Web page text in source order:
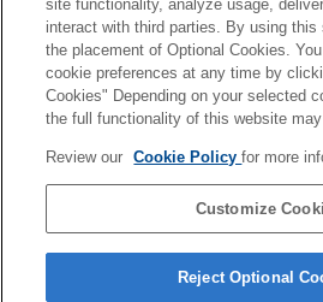
撮影モードを利用する
画像サイズを変更する
その他のカメラ設定
おサイフケータイ®
site functionality, analyze usage,
interact with third parties. By using this
the placement of Optional Cookies.
cookie preferences at any time by
Cookies" Depending on your selected
the full functionality of this website
Review our Cookie Policyfor more
Customize
Reject Optional